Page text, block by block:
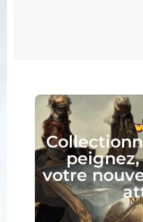
peignez,
votre